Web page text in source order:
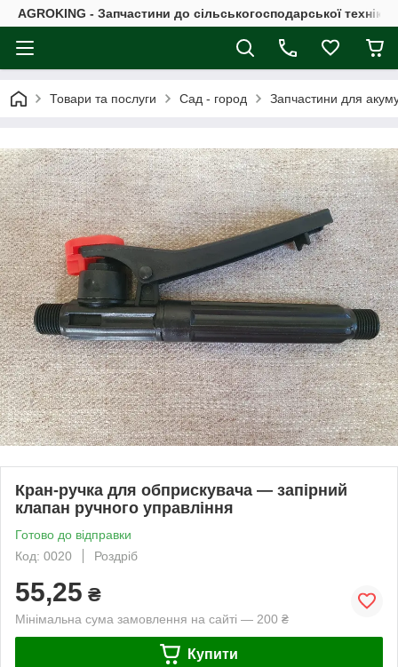
AGROKING - Запчастини до сільськогосподарської
Товари та послуги Сад - город Запчастини для
Кран-ручка для обприскувача — запірний
клапан ручного управління
Готово до відправки
Код: 0020
Роздріб
55,25 ₴
Мінімальна сума замовлення на сайті — 200 ₴
Купити